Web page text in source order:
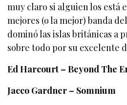
muy claro si alguien los está
mejores (o la mejor) banda
dominó las islas británicas a
sobre todo por su excelente
Ed Harcourt – Beyond The
Jacco Gardner – Somnium